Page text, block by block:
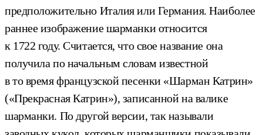
предположительно Италия или Германия. Наиболее
раннее изображение шарманки относится
к 1722 году. Считается, что свое название она
получила по начальным словам известной
в то время французской песенки «Шарман Катрин»
(«Прекрасная Катрин»), записанной на валике
шарманки. По другой версии, так называли